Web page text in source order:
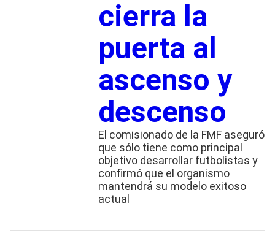
cierra la
puerta al
ascenso y
descenso
El comisionado de la FMF aseguró
que sólo tiene como principal
objetivo desarrollar futbolistas y
confirmó que el organismo
mantendrá su modelo exitoso
actual